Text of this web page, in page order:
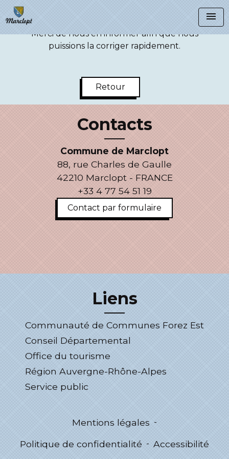
menu
Manifestement une erreur c'est produite.
Merci de nous en informer afin que nous
puissions la corriger rapidement.
Retour
Contacts
Commune de Marclopt
88, rue Charles de Gaulle
42210 Marclopt - FRANCE
+33 4 77 54 51 19
Contact par formulaire
Liens
Communauté de Communes Forez Est
Conseil Départemental
Office du tourisme
Région Auvergne-Rhône-Alpes
Service public
Mentions légales -
Politique de confidentialité - Accessibilité